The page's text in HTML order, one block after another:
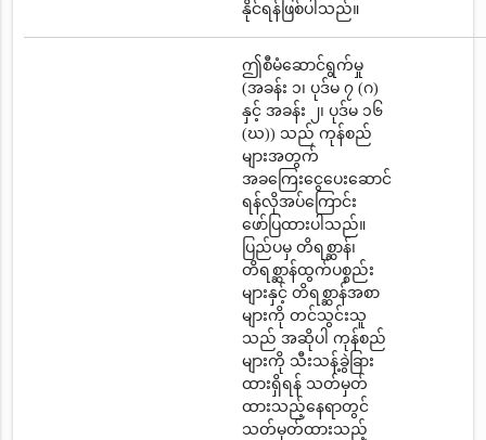
နိုင်ရန်ဖြစ်ပါသည်။
ဤစီမံဆောင်ရွက်မှု
(အခန်း ၁၊ ပုဒ်မ ၇ (ဂ)
နှင့် အခန်း ၂၊ ပုဒ်မ ၁၆
(ဃ)) သည် ကုန်စည်
များအတွက်
အခကြေးငွေပေးဆောင်
ရန်လိုအပ်ကြောင်း
ဖော်ပြထားပါသည်။
ပြည်ပမှ တိရစ္ဆာန်၊
တိရစ္ဆာန်ထွက်ပစ္စည်း
များနှင့် တိရစ္ဆာန်အစာ
များကို တင်သွင်းသူ
သည် အဆိုပါ ကုန်စည်
များကို သီးသန့်ခွဲခြား
ထားရှိရန် သတ်မှတ်
ထားသည့်နေရာတွင်
သတ်မှတ်ထားသည့်